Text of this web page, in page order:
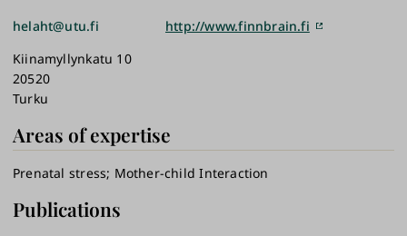
helaht@utu.fi
Kiinamyllynkatu 10
20520
Turku
http://www.finnbrain.fi
Areas of expertise
Prenatal stress Mother-child Interaction
Publications